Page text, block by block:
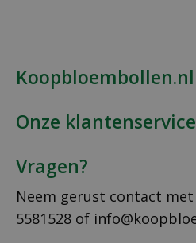
Koopbloembollen.nl
Onze klantenservice
Vragen?
Neem gerust contact
5581528 of